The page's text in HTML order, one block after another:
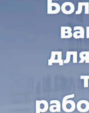
Регистрационный
службой по надзору в